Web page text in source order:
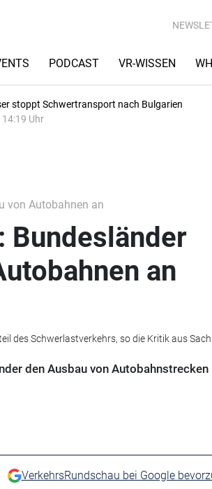
PODCAST VR-WISSEN
stoppt Schwertransport nach Bulgarien
Uhr
von Autobahnen an
an
des Schwerlastverkehrs, so die Kritik aus
den Ausbau von Autobahnstrecken
VerkehrsRundschau bei Google